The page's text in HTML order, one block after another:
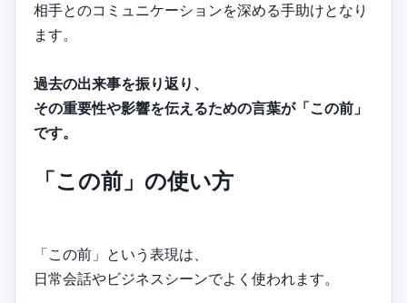
相手とのコミュニケーションを深める手助けとなり
ます。
過去の出来事を振り返り、
その重要性や影響を伝えるための言葉が「この前」
です。
「この前」の使い方
「この前」という表現は、
日常会話やビジネスシーンでよく使われます。